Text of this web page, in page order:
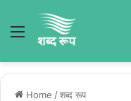
Menu
Home /शब्द रूप